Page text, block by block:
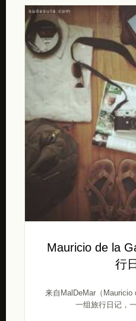
Mauricio de la
行
来自MalDeMar（Mauricio
一组旅行日记，